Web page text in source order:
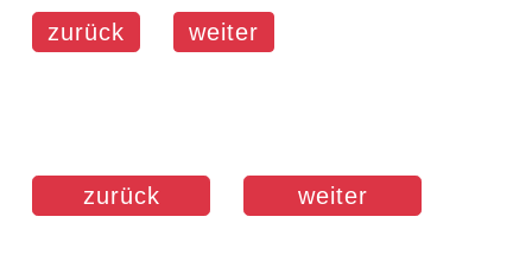
zurück weiter
zurück weiter